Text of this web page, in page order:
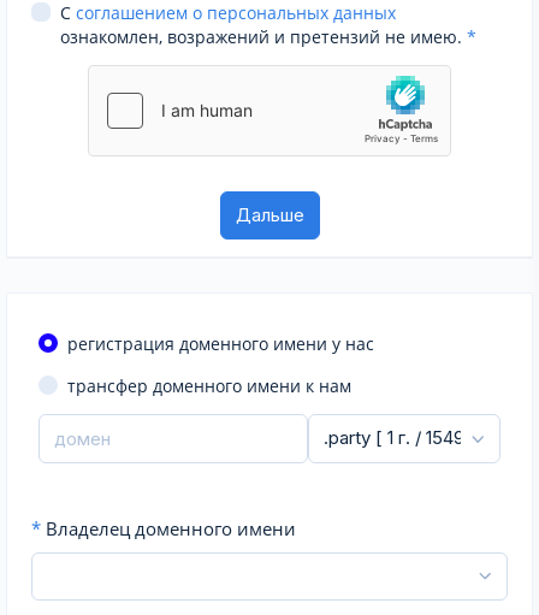
С соглашением о персональных данных
ознакомлен, возражений и претензий не имею. *
регистрация доменного имени у нас
трансфер доменного имени к нам
* Владелец доменного имени